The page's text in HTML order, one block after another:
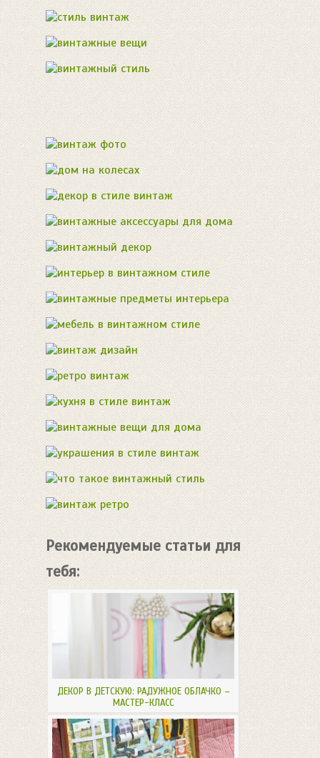
Рекомендуемые статьи для
тебя:
ДЕКОР В ДЕТСКУЮ: РАДУЖНОЕ ОБЛАЧКО –
МАСТЕР-КЛАСС